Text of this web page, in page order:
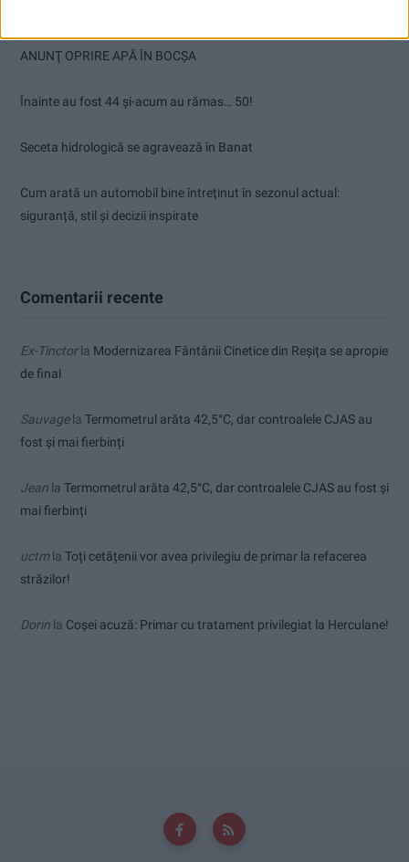
ANUNŢ OPRIRE APĂ ÎN BOCȘA
Înainte au fost 44 și-acum au rămas… 50!
Seceta hidrologică se agravează în Banat
Cum arată un automobil bine întreținut în sezonul actual:
siguranță, stil și decizii inspirate
Comentarii recente
Ex-Tinctorla Modernizarea Fântânii Cinetice din Reșița se apropie
de final
Sauvagela Termometrul arăta 42,5°C, dar controalele CJAS au
fost și mai fierbinți
Jean la Termometrul arăta 42,5°C, dar controalele CJAS au fost și
mai fierbinți
uctmla Toți cetățenii vor avea privilegiu de primar la refacerea
străzilor!
Dorin la Coșei acuză: Primar cu tratament privilegiat la Herculane!